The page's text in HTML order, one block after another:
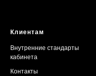
Клиентам
Внутренние стандарты
кабинета
Контакты